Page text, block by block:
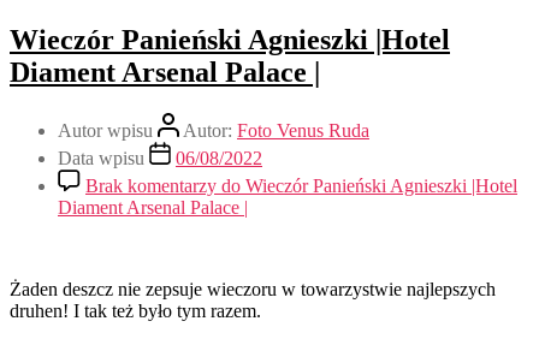
Wieczór Panieński Agnieszki |Hotel
Diament Arsenal Palace |
Autor wpisu Autor: Foto Venus Ruda
Data wpisu
06/08/2022
Brak komentarzy do Wieczór Panieński Agnieszki |Hotel
Diament Arsenal Palace |
Żaden deszcz nie zepsuje wieczoru w towarzystwie najlepszych
druhen! I tak też było tym razem.